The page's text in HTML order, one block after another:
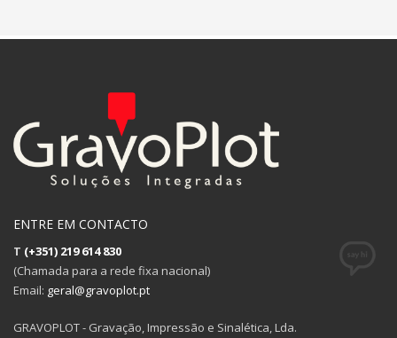
ENTRE EM CONTACTO
T (+351) 219 614 830
(Chamada para a rede fixa nacional)
Email: geral@gravoplot.pt
GRAVOPLOT - Gravação, Impressão e Sinalética, Lda.